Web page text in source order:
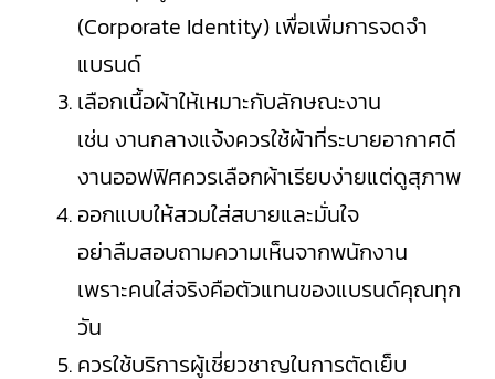
(Corporate Identity) เพื่อเพิ่มการจดจำ
แบรนด์
เลือกเนื้อผ้าให้เหมาะกับลักษณะงาน
เช่น งานกลางแจ้งควรใช้ผ้าที่ระบายอากาศดี
งานออฟฟิศควรเลือกผ้าเรียบง่ายแต่ดูสุภาพ
ออกแบบให้สวมใส่สบายและมั่นใจ
อย่าลืมสอบถามความเห็นจากพนักงาน
เพราะคนใส่จริงคือตัวแทนของแบรนด์คุณทุก
วัน
ควรใช้บริการผู้เชี่ยวชาญในการตัดเย็บ